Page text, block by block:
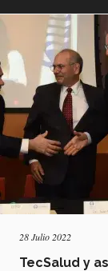
28 Julio 2022
TecSalud y